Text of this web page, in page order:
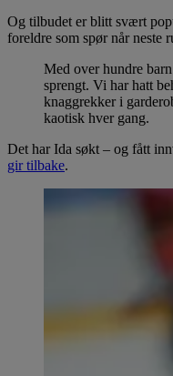
Og tilbudet er blitt svært
foreldre som spør når neste
Med over hundre
sprengt. Vi har hatt
knaggrekker i
kaotisk hver gang.
Det har Ida søkt – og fått
gir tilbake.